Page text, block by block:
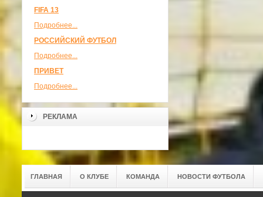
FIFA 13
Подробнее...
РОССИЙСКИЙ ФУТБОЛ
Подробнее...
ПРИВЕТ
Подробнее...
РЕКЛАМА
ГЛАВНАЯ О КЛУБЕ КОМАНДА НОВОСТИ ФУТБОЛА